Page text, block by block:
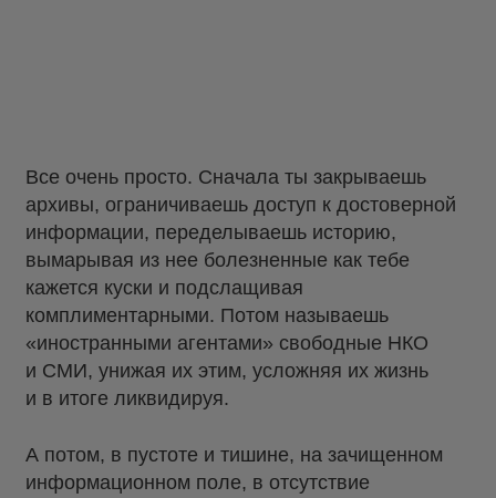
Все очень просто. Сначала ты закрываешь
архивы, ограничиваешь доступ к достоверной
информации, переделываешь историю,
вымарывая из нее болезненные как тебе
кажется куски и подслащивая
комплиментарными. Потом называешь
«иностранными агентами» свободные НКО
и СМИ, унижая их этим, усложняя их жизнь
и в итоге ликвидируя.
А потом, в пустоте и тишине, на зачищенном
информационном поле, в отсутствие